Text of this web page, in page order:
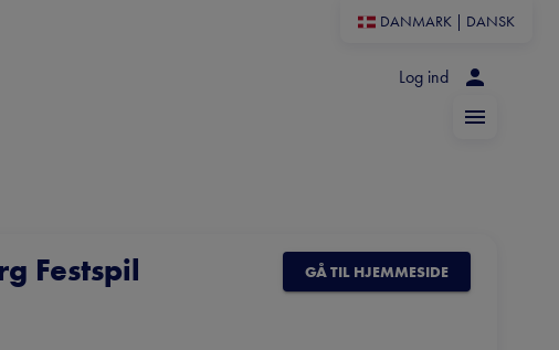
DANMARK DANSK
Log ind
Festspil GÅ TIL HJEMMESIDE